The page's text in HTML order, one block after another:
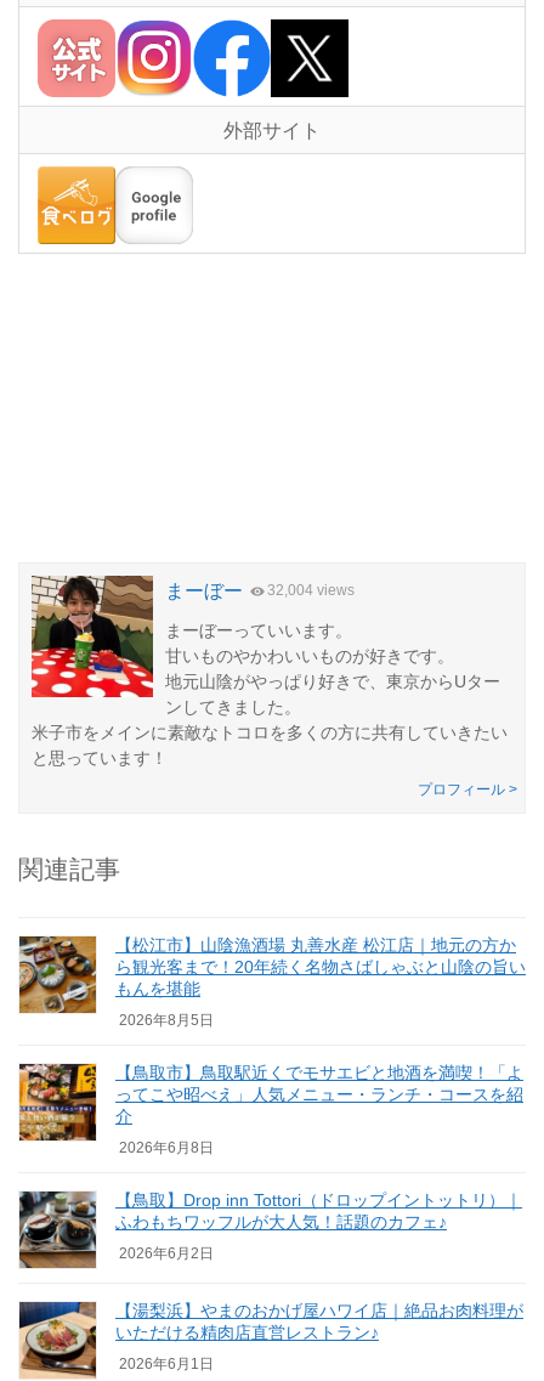
外部サイト
まーぼー 32,004 views
プロフィール >
まーぼーっていいます。
甘いものやかわいいものが好きです。
地元山陰がやっぱり好きで、東京からUター
ンしてきました。
米子市をメインに素敵なトコロを多くの方に共有していきたい
と思っています！
関連記事
【松江市】山陰漁酒場 丸善水産 松江店｜地元の方か
ら観光客まで！20年続く名物さばしゃぶと山陰の旨い
もんを堪能
2026年8月5日
【鳥取市】鳥取駅近くでモサエビと地酒を満喫！「よ
ってこや昭べえ」人気メニュー・ランチ・コースを紹
介
2026年6月8日
【鳥取】Drop inn Tottori（ドロップイントットリ）｜
ふわもちワッフルが大人気！話題のカフェ♪
2026年6月2日
【湯梨浜】やまのおかげ屋ハワイ店｜絶品お肉料理が
いただける精肉店直営レストラン♪
2026年6月1日